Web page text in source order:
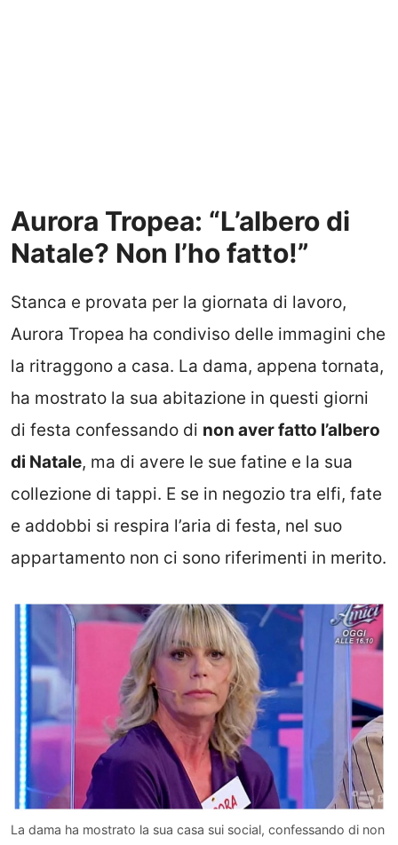
Aurora Tropea: “L’albero di
Natale? Non l’ho fatto!”
Stanca e provata per la giornata di lavoro,
Aurora Tropea ha condiviso delle immagini che
la ritraggono a casa. La dama, appena tornata,
ha mostrato la sua abitazione in questi giorni
di festa confessando di non aver fatto l’albero
di Natale, ma di avere le sue fatine e la sua
collezione di tappi. E se in negozio tra elfi, fate
e addobbi si respira l’aria di festa, nel suo
appartamento non ci sono riferimenti in merito.
La dama ha mostrato la sua casa sui social, confessando di non